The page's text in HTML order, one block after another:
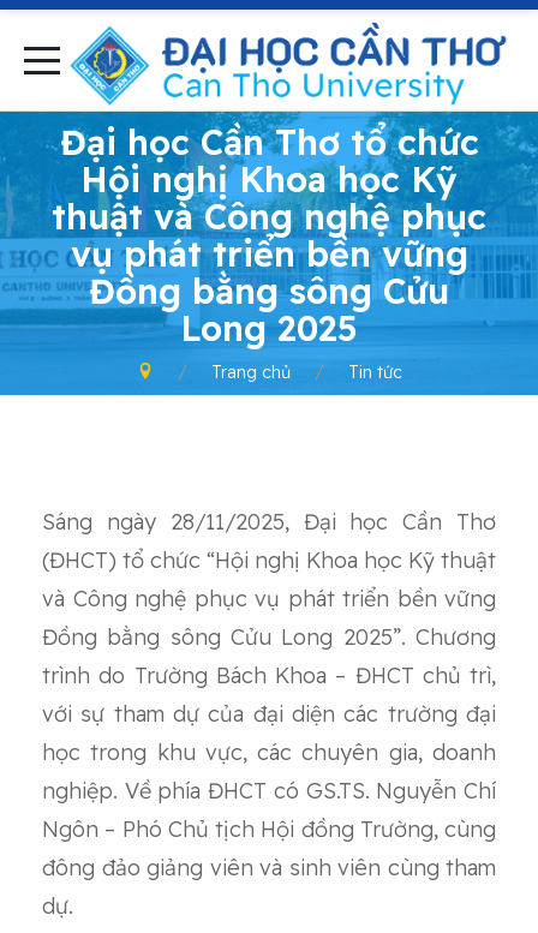
-
Đại học Cần Thơ tổ chức
Hội nghị Khoa học Kỹ
thuật và Công nghệ phục
vụ phát triển bền vững
Đồng bằng sông Cửu
Long 2025
Trang chủ Tin tức
Sáng ngày 28/11/2025, Đại học Cần Thơ
(ĐHCT) tổ chức “Hội nghị Khoa học Kỹ thuật
và Công nghệ phục vụ phát triển bền vững
Đồng bằng sông Cửu Long 2025”. Chương
trình do Trường Bách Khoa – ĐHCT chủ trì,
với sự tham dự của đại diện các trường đại
học trong khu vực, các chuyên gia, doanh
nghiệp. Về phía ĐHCT có GS.TS. Nguyễn Chí
Ngôn – Phó Chủ tịch Hội đồng Trường, cùng
đông đảo giảng viên và sinh viên cùng tham
dự.